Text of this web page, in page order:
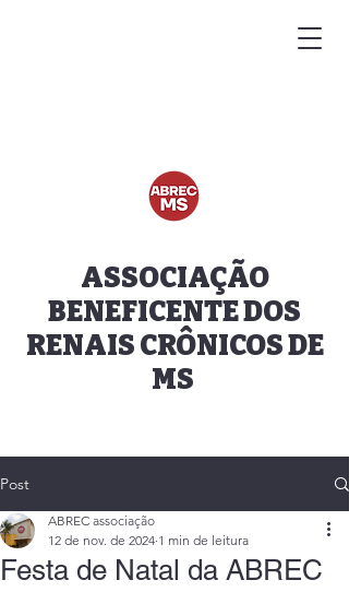
ASSOCIAÇÃO
BENEFICENTE DOS
RENAIS CRÔNICOS DE
MS
Post
Festa de Natal da ABREC
ABREC associação
12 de nov. de 2024 1 min de leitura